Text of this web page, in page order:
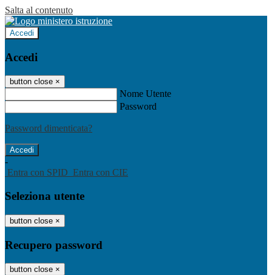
Salta al contenuto
Accedi
Accedi
button close ×
Nome Utente
Password
Password dimenticata?
-
Entra con SPID Entra con CIE
Seleziona utente
button close ×
Recupero password
button close ×